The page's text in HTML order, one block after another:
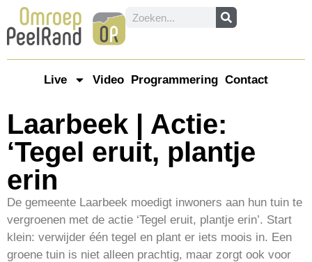
Live Video Programmering Contact
Laarbeek | Actie:
‘Tegel eruit, plantje
erin
De gemeente Laarbeek moedigt inwoners aan hun tuin te
vergroenen met de actie ‘Tegel eruit, plantje erin’. Start
klein: verwijder één tegel en plant er iets moois in. Een
groene tuin is niet alleen prachtig, maar zorgt ook voor